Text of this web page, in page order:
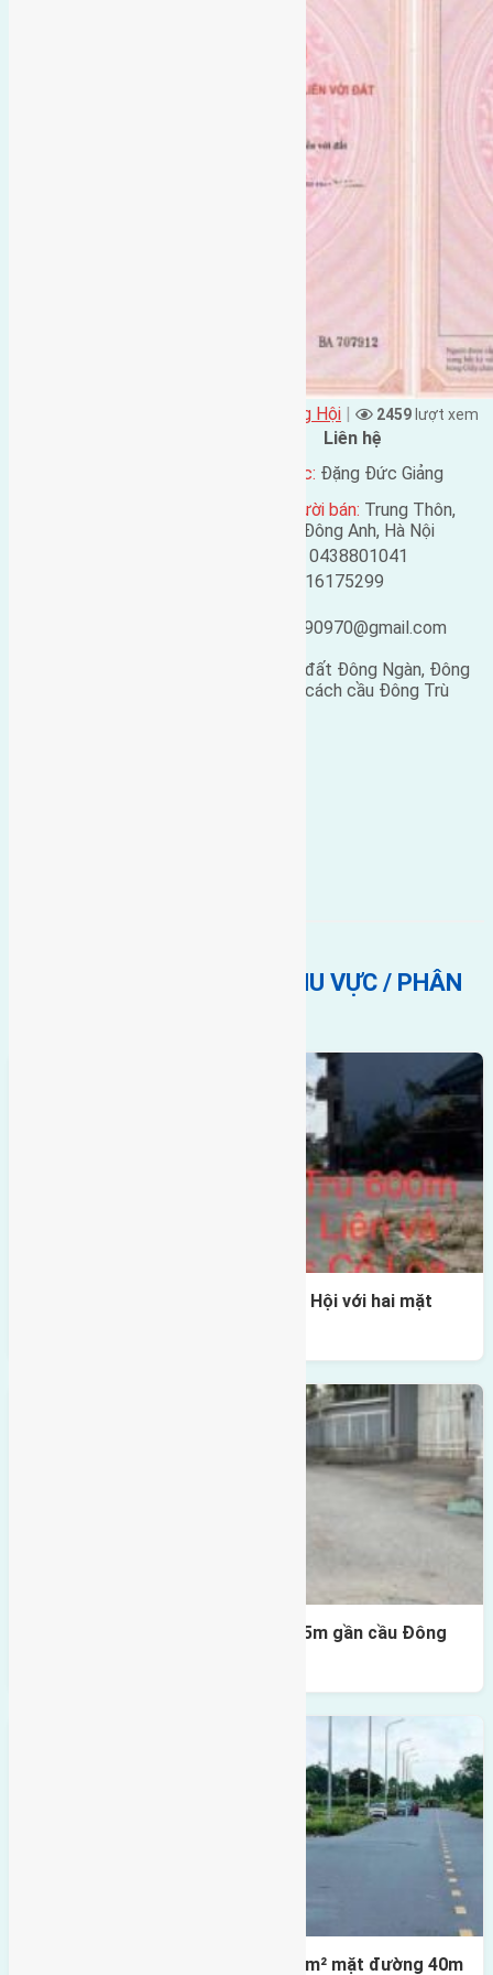
Xã Đông Hội | 2459 lượt xem
Liên hệ
Tên liên lạc: Đặng Đức Giảng
Địa chỉ người bán: Trung Thôn,
Đông Hội, Đông Anh, Hà Nội
0438801041
0916175299
ducgiang090970@gmail.com
có diện tích 52m2(4×13) đất Đông Ngàn, Đông
Hội. Đường rộng 3m, vị trí hướng Đông cách cầu Đông Trù
BẤT ĐỘNG SẢN CÙNG KHU VỰC / PHÂN
Một vị trí hiếm còn lại tại X1 Đông Hội với hai mặt
Lô đất Lại Đà 52m2 mặt đường 4,5m gần cầu Đông
Lô đất tái định cư X1 Đông Hội 80m² mặt đường 40m